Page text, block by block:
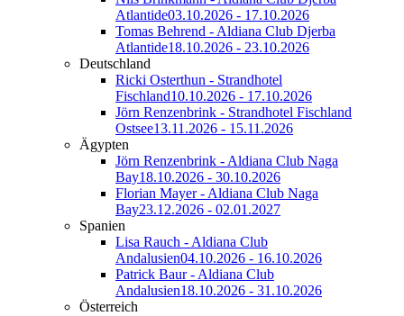
Atlantide03.10.2026 - 17.10.2026
Tomas Behrend - Aldiana Club Djerba
Atlantide18.10.2026 - 23.10.2026
Deutschland
Ricki Osterthun - Strandhotel
Fischland10.10.2026 - 17.10.2026
Jörn Renzenbrink - Strandhotel Fischland
Ostsee13.11.2026 - 15.11.2026
Ägypten
Jörn Renzenbrink - Aldiana Club Naga
Bay18.10.2026 - 30.10.2026
Florian Mayer - Aldiana Club Naga
Bay23.12.2026 - 02.01.2027
Spanien
Lisa Rauch - Aldiana Club
Andalusien04.10.2026 - 16.10.2026
Patrick Baur - Aldiana Club
Andalusien18.10.2026 - 31.10.2026
Österreich